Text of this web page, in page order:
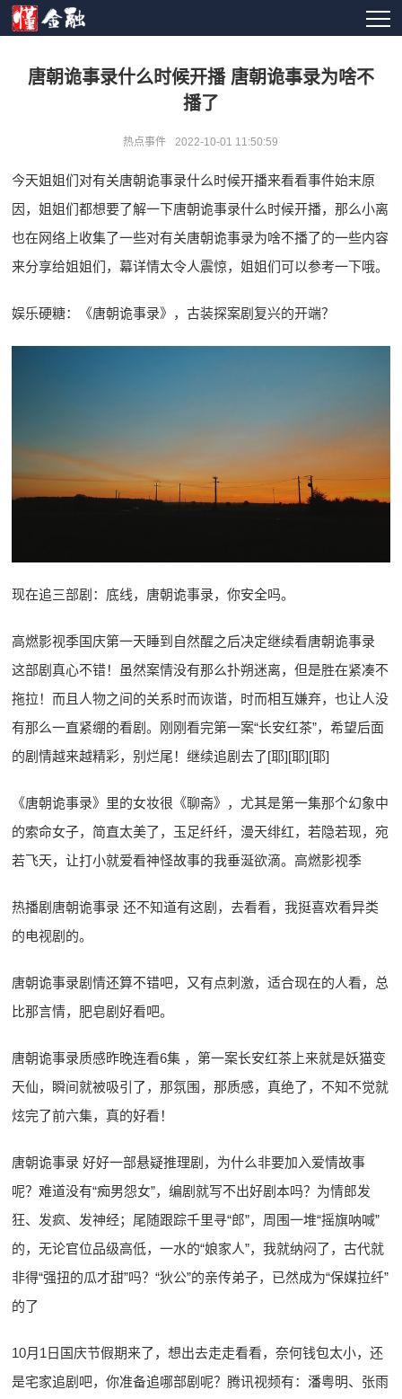
唐朝诡事录什么时候开播 唐朝诡事录为啥不
播了
热点事件 2022-10-01 11:50:59
今天姐姐们对有关唐朝诡事录什么时候开播来看看事件始末原
因，姐姐们都想要了解一下唐朝诡事录什么时候开播，那么小离
也在网络上收集了一些对有关唐朝诡事录为啥不播了的一些内容
来分享给姐姐们，幕详情太令人震惊，姐姐们可以参考一下哦。
娱乐硬糖：《唐朝诡事录》，古装探案剧复兴的开端？
现在追三部剧：底线，唐朝诡事录，你安全吗。
高燃影视季国庆第一天睡到自然醒之后决定继续看唐朝诡事录
这部剧真心不错！虽然案情没有那么扑朔迷离，但是胜在紧凑不
拖拉！而且人物之间的关系时而诙谐，时而相互嫌弃，也让人没
有那么一直紧绷的看剧。刚刚看完第一案“长安红茶”，希望后面
的剧情越来越精彩，别烂尾！继续追剧去了[耶][耶][耶]
《唐朝诡事录》里的女妆很《聊斋》，尤其是第一集那个幻象中
的索命女子，简直太美了，玉足纤纤，漫天绯红，若隐若现，宛
若飞天，让打小就爱看神怪故事的我垂涎欲滴。高燃影视季
热播剧唐朝诡事录 还不知道有这剧，去看看，我挺喜欢看异类
的电视剧的。
唐朝诡事录剧情还算不错吧，又有点刺激，适合现在的人看，总
比那言情，肥皂剧好看吧。
唐朝诡事录质感昨晚连看6集 ，第一案长安红茶上来就是妖猫变
天仙，瞬间就被吸引了，那氛围，那质感，真绝了，不知不觉就
炫完了前六集，真的好看！
唐朝诡事录 好好一部悬疑推理剧，为什么非要加入爱情故事
呢？难道没有“痴男怨女”，编剧就写不出好剧本吗？为情郎发
狂、发疯、发神经；尾随跟踪千里寻“郎”，周围一堆“摇旗呐喊”
的，无论官位品级高低，一水的“娘家人”，我就纳闷了，古代就
非得“强扭的瓜才甜”吗？“狄公”的亲传弟子，已然成为“保媒拉纤”
的了
10月1日国庆节假期来了，想出去走走看看，奈何钱包太小，还
是宅家追剧吧，你准备追哪部剧呢？腾讯视频有：潘粤明、张雨